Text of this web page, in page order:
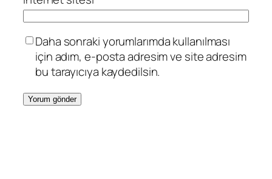
Daha sonraki yorumlarımda kullanılması
için adım, e-posta adresim ve site adresim
bu tarayıcıya kaydedilsin.